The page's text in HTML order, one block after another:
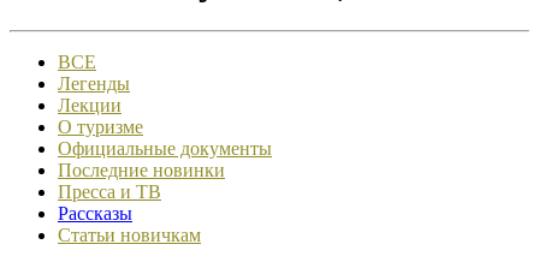
ВСЕ
Легенды
Лекции
О туризме
Официальные документы
Последние новинки
Пресса и ТВ
Рассказы
Статьи новичкам